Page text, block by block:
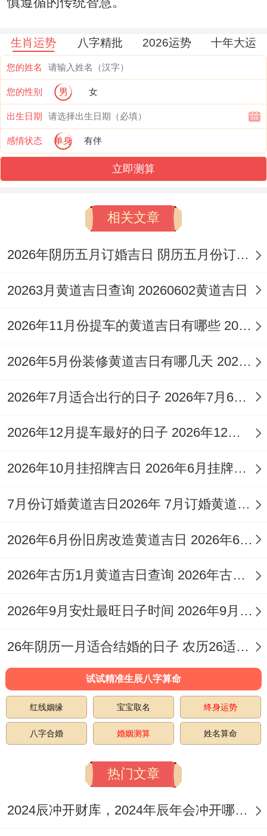
生肖运势 八字精批 2026运势 十年大运
您的姓名
您的性别 男 女
出生日期
感情状态 单身 有伴
立即测算
相关文章
2026年阴历五月订婚吉日 阴历五月份订婚好吗
20263月黄道吉日查询 20260602黄道吉日
2026年11月份提车的黄道吉日有哪些 2026年11月26日提车
2026年5月份装修黄道吉日有哪几天 2026年五月装修黄道吉日查询
2026年7月适合出行的日子 2026年7月6号适合出门吗
2026年12月提车最好的日子 2026年12月提车好日子查询
2026年10月挂招牌吉日 2026年6月挂牌黄道吉日
7月份订婚黄道吉日2026年 7月订婚黄道吉日查询2026年
2026年6月份旧房改造黄道吉日 2026年6月旧房翻新黄道吉日
2026年古历1月黄道吉日查询 2026年古历12月黄道吉日
2026年9月安灶最旺日子时间 2026年9月份安灶吉日
26年阴历一月适合结婚的日子 农历26适合结婚吗
试试精准生辰八字算命
红线姻缘 宝宝取名 终身运势
八字合婚 婚姻测算 姓名算命
热门文章
2024辰冲开财库，2024年辰年会冲开哪些人的财库